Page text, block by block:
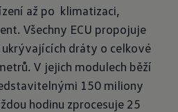
až po klimatizaci,
Všechny ECU propojuje
ukrývajících dráty o celkové
V jejich modulech běží
150 miliony
hodinu zprocesuje 25